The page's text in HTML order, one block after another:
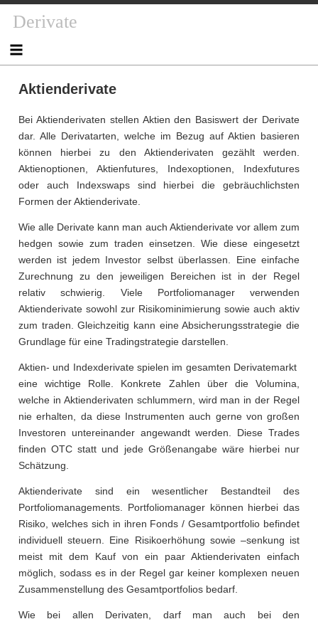
Derivate
Aktienderivate
Bei Aktienderivaten stellen Aktien den Basiswert der Derivate
dar. Alle Derivatarten, welche im Bezug auf Aktien basieren
können hierbei zu den Aktienderivaten gezählt werden.
Aktienoptionen, Aktienfutures, Indexoptionen, Indexfutures
oder auch Indexswaps sind hierbei die gebräuchlichsten
Formen der Aktienderivate.
Wie alle Derivate kann man auch Aktienderivate vor allem zum
hedgen sowie zum traden einsetzen. Wie diese eingesetzt
werden ist jedem Investor selbst überlassen. Eine einfache
Zurechnung zu den jeweiligen Bereichen ist in der Regel
relativ schwierig. Viele Portfoliomanager verwenden
Aktienderivate sowohl zur Risikominimierung sowie auch aktiv
zum traden. Gleichzeitig kann eine Absicherungsstrategie die
Grundlage für eine Tradingstrategie darstellen.
Aktien- und Indexderivate spielen im gesamten Derivatemarkt
eine wichtige Rolle. Konkrete Zahlen über die Volumina,
welche in Aktienderivaten schlummern, wird man in der Regel
nie erhalten, da diese Instrumenten auch gerne von großen
Investoren untereinander angewandt werden. Diese Trades
finden OTC statt und jede Größenangabe wäre hierbei nur
Schätzung.
Aktienderivate sind ein wesentlicher Bestandteil des
Portfoliomanagements. Portfoliomanager können hierbei das
Risiko, welches sich in ihren Fonds / Gesamtportfolio befindet
individuell steuern. Eine Risikoerhöhung sowie –senkung ist
meist mit dem Kauf von ein paar Aktienderivaten einfach
möglich, sodass es in der Regel gar keiner komplexen neuen
Zusammenstellung des Gesamtportfolios bedarf.
Wie bei allen Derivaten, darf man auch bei den